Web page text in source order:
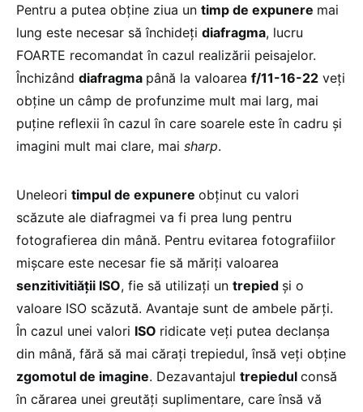
Pentru a putea obţine ziua un timp de expunere mai
lung este necesar să închideţi diafragma, lucru
FOARTE recomandat în cazul realizării peisajelor.
Închizând diafragma până la valoarea f/11-16-22 veţi
obţine un câmp de profunzime mult mai larg, mai
puţine reflexii în cazul în care soarele este în cadru şi
imagini mult mai clare, mai sharp.
Uneleori timpul de expunere obţinut cu valori
scăzute ale diafragmei va fi prea lung pentru
fotografierea din mână. Pentru evitarea fotografiilor
mişcare este necesar fie să măriţi valoarea
senzitivitiăţii ISO, fie să utilizaţi un trepied şi o
valoare ISO scăzută. Avantaje sunt de ambele părţi.
În cazul unei valori ISO ridicate veţi putea declanşa
din mână, fără să mai căraţi trepiedul, însă veţi obţine
zgomotul de imagine. Dezavantajul trepiedul consă
în cărarea unei greutăţi suplimentare, care însă vă